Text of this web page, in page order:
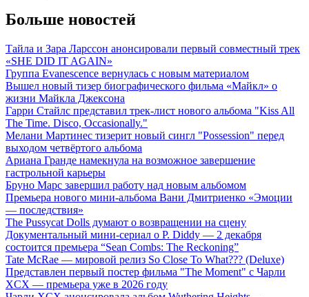
Больше новостей
Тайла и Зара Ларссон анонсировали первый совместный трек
«SHE DID IT AGAIN»
Группа Evanescence вернулась с новым материалом
Вышел новый тизер биографического фильма «Майкл» о
жизни Майкла Джексона
Гарри Стайлс представил трек-лист нового альбома "Kiss All
The Time. Disco, Occasionally."
Мелани Мартинес тизерит новый сингл "Possession" перед
выходом четвёртого альбома
Ариана Гранде намекнула на возможное завершение
гастрольной карьеры
Бруно Марс завершил работу над новым альбомом
Премьера нового мини-альбома Вани Дмитриенко «Эмоции
— последствия»
The Pussycat Dolls думают о возвращении на сцену
Документальный мини-сериал о P. Diddy — 2 декабря
состоится премьера “Sean Combs: The Reckoning”
Tate McRae — мировой релиз So Close To What??? (Deluxe)
Представлен первый постер фильма "The Moment" с Чарли
XCX — премьера уже в 2026 году